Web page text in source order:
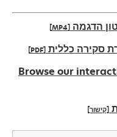
[MP4]
[PDF]
Browse our
[קישור]